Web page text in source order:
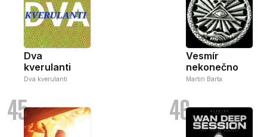
Dva
kverulanti
Dva kverulanti
Vesmír
nekonečno
Martin Barta
45 46